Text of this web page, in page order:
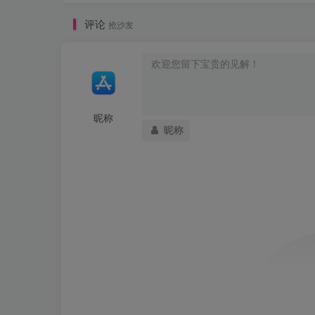
评论 抢沙发
昵称
昵称